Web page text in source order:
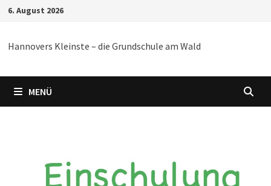
Zum
springen
6. August 2026
Hannovers Kleinste – die Grundschule am Wald
MENÜ